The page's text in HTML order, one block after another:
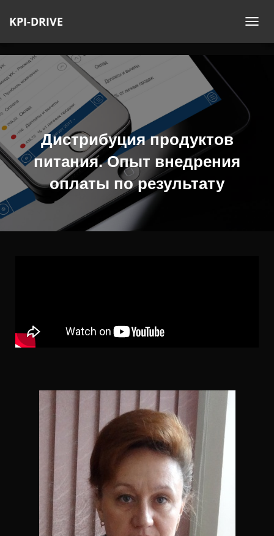
KPI-DRIVE
Е
Дистрибуция продуктов
питания. Опыт внедрения
оплаты по результату